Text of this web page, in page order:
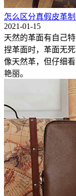
怎么区分真假皮革
2021-01-15
天然的革面有自己
捏革面时，革面无
像天然革，但仔细
艳丽。